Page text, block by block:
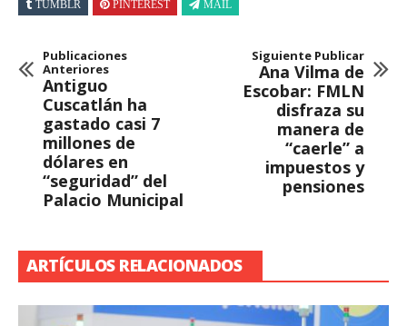
TUMBLR PINTEREST MAIL
Publicaciones
Anteriores
Antiguo
Cuscatlán ha
gastado casi 7
millones de
dólares en
“seguridad” del
Palacio Municipal
Siguiente Publicar
Ana Vilma de
Escobar: FMLN
disfraza su
manera de
“caerle” a
impuestos y
pensiones
ARTÍCULOS RELACIONADOS